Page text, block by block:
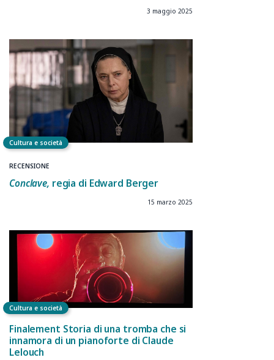
3 maggio 2025
Cultura e società
RECENSIONE
Conclave, regia di Edward Berger
15 marzo 2025
Cultura e società
Finalement Storia di una tromba che si
innamora di un pianoforte di Claude
Lelouch